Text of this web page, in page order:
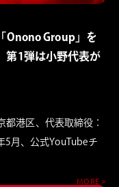
Onono Group」を
第1弾は小野代表が
港区、代表取締役：
5月、公式YouTubeチ
MORE >